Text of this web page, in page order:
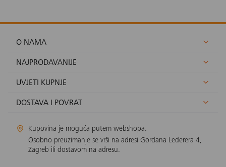
O NAMA
NAJPRODAVANIJE
UVJETI KUPNJE
DOSTAVA I POVRAT
Kupovina je moguća putem webshopa.
Osobno preuzimanje se vrši na adresi Gordana Lederera 4,
Zagreb ili dostavom na adresu.